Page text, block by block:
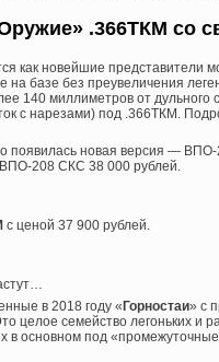
.366ТКМ со
как новейшие представители
на базе без преувеличения
140 миллиметров от
с нарезами) под .366ТКМ.
появилась новая версия —
208 СКС 38 000 рублей.
с ценой 37 900 рублей.
в 2018 году « Горностаи» с
целое семейство легоньких и
в основном под